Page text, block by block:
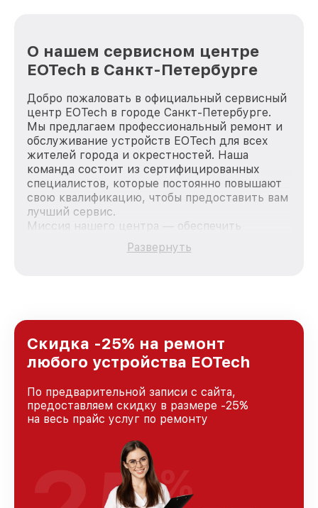
О нашем сервисном центре
EOTech в Санкт-Петербурге
Добро пожаловать в официальный сервисный
центр EOTech в городе Санкт-Петербурге.
Мы предлагаем профессиональный ремонт и
обслуживание устройств EOTech для всех
жителей города и окрестностей. Наша
команда состоит из сертифицированных
специалистов, которые постоянно повышают
свою квалификацию, чтобы предоставить вам
лучший сервис.
Миссия нашего центра — обеспечить
качественный и доступный ремонт для
каждого пользователя продукции EOTech, вне
Санкт-Петербурге, постоянно повышая
уровень доверия и лояльности наших
клиентов.
Развернуть
Скидка -25% на ремонт
любого устройства EOTech
По предварительной записи с сайта,
предоставляем скидку в размере -25%
на весь прайс услуг по ремонту
%